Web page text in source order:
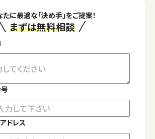
たに最適な「決め手」をご提案！
まずは無料相談
ドレス